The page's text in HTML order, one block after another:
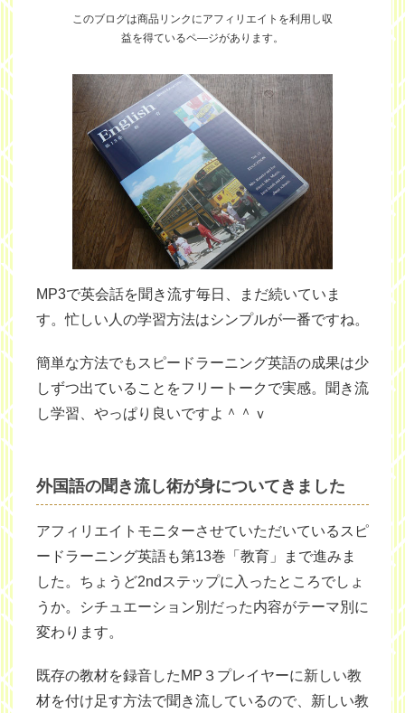
このブログは商品リンクにアフィリエイトを利用し収
益を得ているペ―ジがあります。
MP3で英会話を聞き流す毎日、まだ続いていま
す。忙しい人の学習方法はシンプルが一番ですね。
簡単な方法でもスピードラーニング英語の成果は少
しずつ出ていることをフリートークで実感。聞き流
し学習、やっぱり良いですよ＾＾ｖ
外国語の聞き流し術が身についてきました
アフィリエイトモニターさせていただいているスピ
ードラーニング英語も第13巻「教育」まで進みま
した。ちょうど2ndステップに入ったところでしょ
うか。シチュエーション別だった内容がテーマ別に
変わります。
既存の教材を録音したMP３プレイヤーに新しい教
材を付け足す方法で聞き流しているので、新しい教